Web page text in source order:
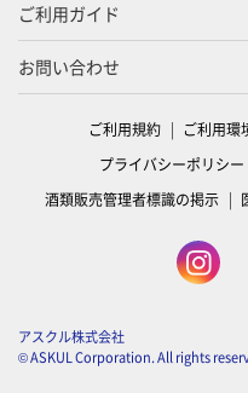
ご利用ガイド
お問い合わせ
ご利用規約 ご利用環
プライバシーポリシー
酒類販売管理者標識の掲示
アスクル株式会社
© ASKUL Corporation. All rights